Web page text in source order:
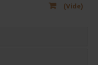
(Vide)